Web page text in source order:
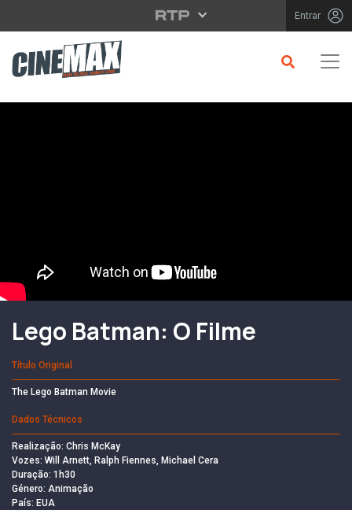
Saltar para o conteúdo principal Entrar
Filme em Cartaz
Lego Batman: O Filme
Título Original
The Lego Batman Movie
Dados Técnicos
Realização: Chris McKay
Vozes: Will Arnett, Ralph Fiennes, Michael Cera
Duração: 1h30
Género: Animação
País: EUA